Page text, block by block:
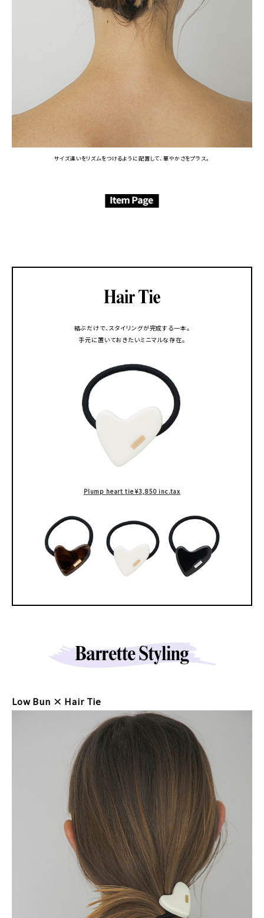
サイズ違いをリズムをつけるように配置して、華やかさをプラス。
結ぶだけで、スタイリングが完成する一本。
手元に置いておきたいミニマルな存在。
Plump heart tie ¥3,850 inc.tax
Low Bun × Hair Tie